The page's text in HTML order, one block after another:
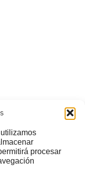
procesar